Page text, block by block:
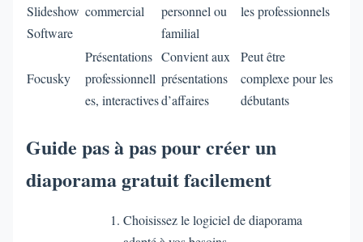
Slideshow
Software
commercial
personnel ou
familial
les professionnels
Focusky
Présentations
professionnell
es, interactives
Convient aux
présentations
d’affaires
Peut être
complexe pour les
débutants
Guide pas à pas pour créer un
diaporama gratuit facilement
Choisissez le logiciel de diaporama